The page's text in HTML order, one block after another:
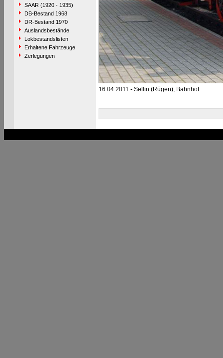
SAAR (1920 - 1935)
DB-Bestand 1968
DR-Bestand 1970
Auslandsbestände
Lokbestandslisten
Erhaltene Fahrzeuge
Zerlegungen
16.04.2011 - Sellin (Rügen), Bahnhof